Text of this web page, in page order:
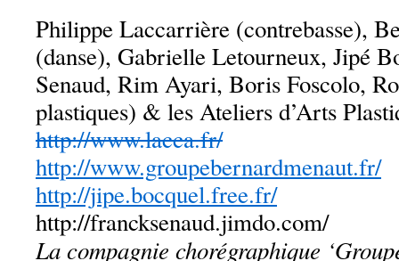
Philippe Laccarrière (contrebasse),
(danse), Gabrielle Letourneux, Jipé
Senaud, Rim Ayari, Boris Foscolo,
plastiques) & les Ateliers d’Arts
http://www.lacca.fr/
http://www.groupebernardmenaut.fr/
http://jipe.bocquel.free.fr/
http://francksenaud.jimdo.com/
La compagnie chorégraphique